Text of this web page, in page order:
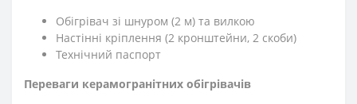
Обігрівач зі шнуром (2 м) та вилкою
Настінні кріплення (2 кронштейни, 2 скоби)
Технічний паспорт
Переваги керамогранітних обігрівачів